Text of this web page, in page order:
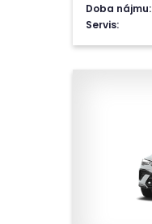
Doba nájmu:
Servis: